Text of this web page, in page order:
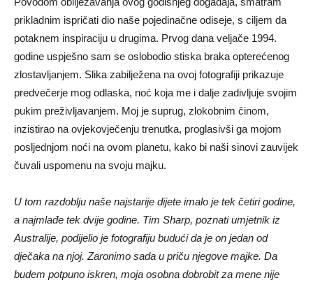
prikladnim ispričati dio naše pojedinačne odiseje, s ciljem da
potaknem inspiraciju u drugima. Prvog dana veljače 1994.
godine uspješno sam se oslobodio stiska braka opterećenog
zlostavljanjem. Slika zabilježena na ovoj fotografiji prikazuje
predvečerje mog odlaska, noć koja me i dalje zadivljuje svojim
pukim preživljavanjem. Moj je suprug, zlokobnim činom,
inzistirao na ovjekovječenju trenutka, proglasivši ga mojom
posljednjom noći na ovom planetu, kako bi naši sinovi zauvijek
čuvali uspomenu na svoju majku.
U tom razdoblju naše najstarije dijete imalo je tek četiri godine,
a najmlađe tek dvije godine. Tim Sharp, poznati umjetnik iz
Australije, podijelio je fotografiju budući da je on jedan od
dječaka na njoj. Zaronimo sada u priču njegove majke. Da
budem potpuno iskren, moja osobna dobrobit za mene nije